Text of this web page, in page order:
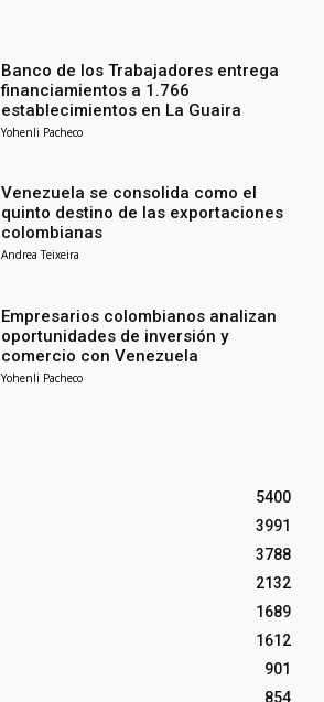
Banco de los Trabajadores entrega
financiamientos a 1.766
establecimientos en La Guaira
Yohenli Pacheco
Venezuela se consolida como el
quinto destino de las exportaciones
colombianas
Andrea Teixeira
Empresarios colombianos analizan
oportunidades de inversión y
comercio con Venezuela
Yohenli Pacheco
5400
3991
3788
2132
1689
1612
901
854